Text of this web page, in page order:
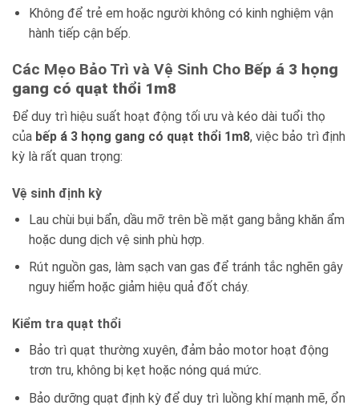
Không để trẻ em hoặc người không có kinh nghiệm vận
hành tiếp cận bếp.
Các Mẹo Bảo Trì và Vệ Sinh Cho Bếp á 3 họng
gang có quạt thổi 1m8
Để duy trì hiệu suất hoạt động tối ưu và kéo dài tuổi thọ
của bếp á 3 họng gang có quạt thổi 1m8, việc bảo trì định
kỳ là rất quan trọng:
Vệ sinh định kỳ
Lau chùi bụi bẩn, dầu mỡ trên bề mặt gang bằng khăn ẩm
hoặc dung dịch vệ sinh phù hợp.
Rút nguồn gas, làm sạch van gas để tránh tắc nghẽn gây
nguy hiểm hoặc giảm hiệu quả đốt cháy.
Kiểm tra quạt thổi
Bảo trì quạt thường xuyên, đảm bảo motor hoạt động
trơn tru, không bị kẹt hoặc nóng quá mức.
Bảo dưỡng quạt định kỳ để duy trì luồng khí mạnh mẽ, ổn